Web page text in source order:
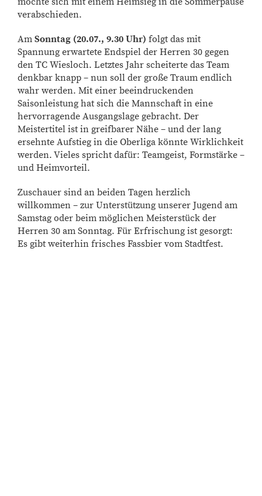
verabschieden.
Am Sonntag (20.07., 9.30 Uhr) folgt das mit
Spannung erwartete Endspiel der Herren 30 gegen
den TC Wiesloch. Letztes Jahr scheiterte das Team
denkbar knapp – nun soll der große Traum endlich
wahr werden. Mit einer beeindruckenden
Saisonleistung hat sich die Mannschaft in eine
hervorragende Ausgangslage gebracht. Der
Meistertitel ist in greifbarer Nähe – und der lang
ersehnte Aufstieg in die Oberliga könnte Wirklichkeit
werden. Vieles spricht dafür: Teamgeist, Formstärke –
und Heimvorteil.
Zuschauer sind an beiden Tagen herzlich
willkommen – zur Unterstützung unserer Jugend am
Samstag oder beim möglichen Meisterstück der
Herren 30 am Sonntag. Für Erfrischung ist gesorgt:
Es gibt weiterhin frisches Fassbier vom Stadtfest.